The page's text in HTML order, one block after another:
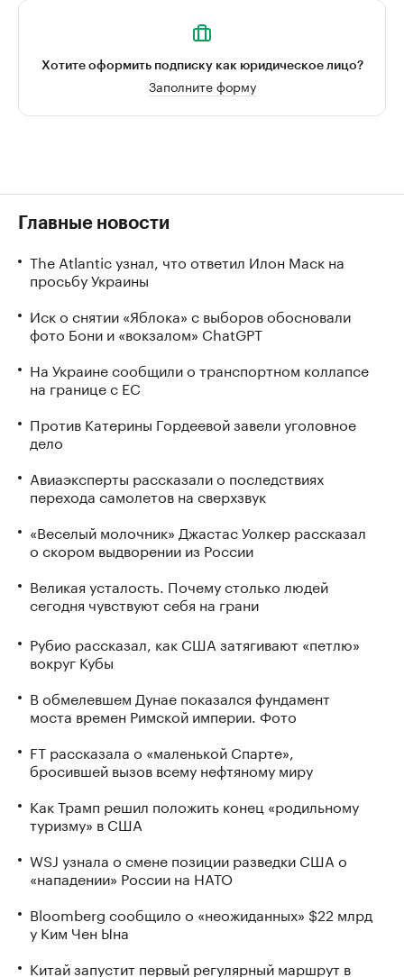
Хотите оформить подписку как юридическое лицо?
Заполните форму
Главные новости
The Atlantic узнал, что ответил Илон Маск на
просьбу Украины
Иск о снятии «Яблока» с выборов обосновали
фото Бони и «вокзалом» ChatGPT
На Украине сообщили о транспортном коллапсе
на границе с ЕС
Против Катерины Гордеевой завели уголовное
дело
Авиаэксперты рассказали о последствиях
перехода самолетов на сверхзвук
«Веселый молочник» Джастас Уолкер рассказал
о скором выдворении из России
Великая усталость. Почему столько людей
сегодня чувствуют себя на грани
Рубио рассказал, как США затягивают «петлю»
вокруг Кубы
В обмелевшем Дунае показался фундамент
моста времен Римской империи. Фото
FT рассказала о «маленькой Спарте»,
бросившей вызов всему нефтяному миру
Как Трамп решил положить конец «родильному
туризму» в США
WSJ узнала о смене позиции разведки США о
«нападении» России на НАТО
Bloomberg сообщило о «неожиданных» $22 млрд
у Ким Чен Ына
Китай запустит первый регулярный маршрут в